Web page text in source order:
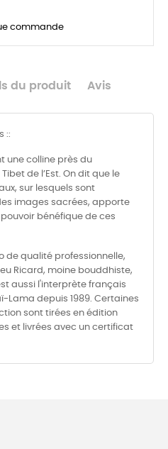
commande
du produit Avis
::
une colline près du
de l’Est. On dit que le
sur lesquels sont
images sacrées, apporte
bénéfique de ces
de qualité professionnelle,
Ricard, moine bouddhiste,
aussi l'interprète français
Lama depuis 1989. Certaines
sont tirées en édition
et livrées avec un certificat